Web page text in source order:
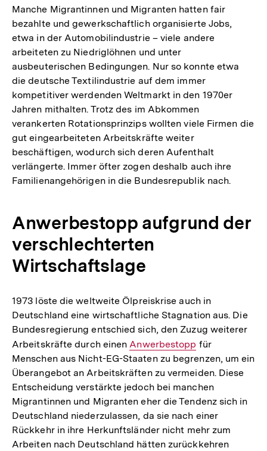
Manche Migrantinnen und Migranten hatten fair
bezahlte und gewerkschaftlich organisierte Jobs,
etwa in der Automobilindustrie – viele andere
arbeiteten zu Niedriglöhnen und unter
ausbeuterischen Bedingungen. Nur so konnte etwa
die deutsche Textilindustrie auf dem immer
kompetitiver werdenden Weltmarkt in den 1970er
Jahren mithalten. Trotz des im Abkommen
verankerten Rotationsprinzips wollten viele Firmen die
gut eingearbeiteten Arbeitskräfte weiter
beschäftigen, wodurch sich deren Aufenthalt
verlängerte. Immer öfter zogen deshalb auch ihre
Familienangehörigen in die Bundesrepublik nach.
Anwerbestopp aufgrund der
verschlechterten
Wirtschaftslage
1973 löste die weltweite Ölpreiskrise auch in
Deutschland eine wirtschaftliche Stagnation aus. Die
Bundesregierung entschied sich, den Zuzug weiterer
Arbeitskräfte durch einenInterner
Link:
Anwerbestopp für
Menschen aus Nicht-EG-Staaten zu begrenzen, um ein
Überangebot an Arbeitskräften zu vermeiden. Diese
Entscheidung verstärkte jedoch bei manchen
Migrantinnen und Migranten eher die Tendenz sich in
Deutschland niederzulassen, da sie nach einer
Rückkehr in ihre Herkunftsländer nicht mehr zum
Arbeiten nach Deutschland hätten zurückkehren